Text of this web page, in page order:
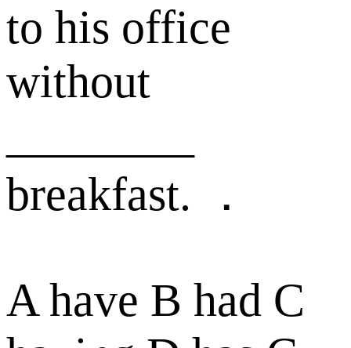
to his office
without
breakfast. ．
A have B had C